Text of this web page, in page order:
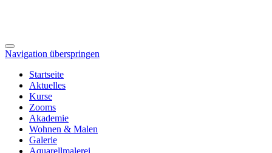
Navigation überspringen
Startseite
Aktuelles
Kurse
Zooms
Akademie
Wohnen & Malen
Galerie
Aquarellmalerei